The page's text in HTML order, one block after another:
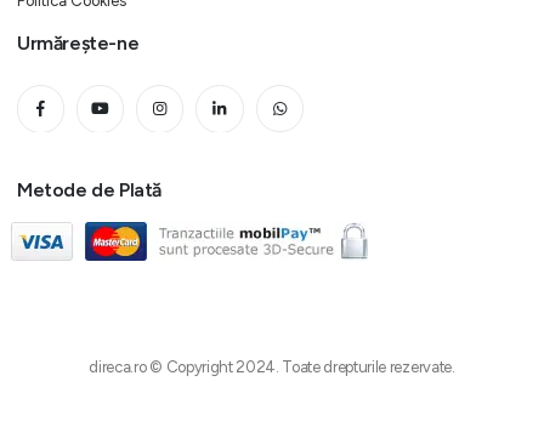
Urmărește-ne
Metode de Plată
direca.ro © Copyright 2024. Toate drepturile rezervate.